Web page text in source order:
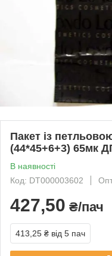
Пакет із
(44*45+6+3) 65мк
В наявності
Код: DT000003602
427,50 ₴/пач
413,25 ₴ від 5 пач